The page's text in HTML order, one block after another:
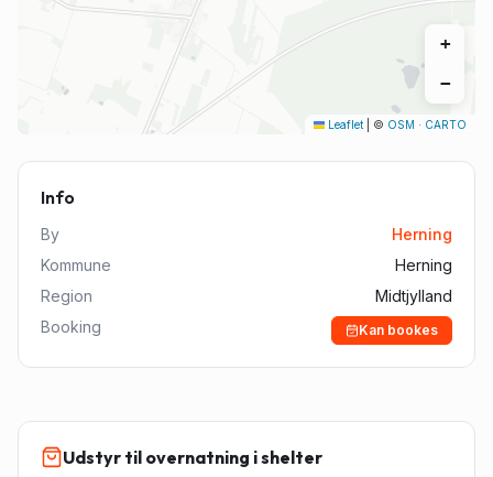
+
−
Leaflet © OSM · CARTO
Info
By
Herning
Kommune
Herning
Region
Midtjylland
Booking
Kan bookes
Udstyr til overnatning i shelter